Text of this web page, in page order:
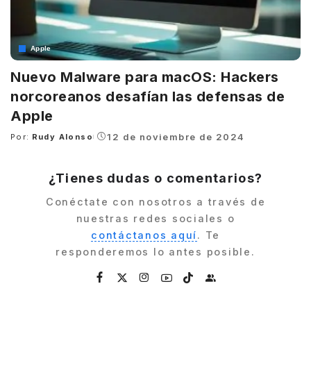
Apple
Nuevo Malware para macOS: Hackers
norcoreanos desafían las defensas de
Apple
Posted
Por: Rudy Alonso 12 de noviembre de 2024
¿Tienes dudas o comentarios?
Conéctate con nosotros a través de
nuestras redes sociales o
contáctanos aquí. Te
responderemos lo antes posible.